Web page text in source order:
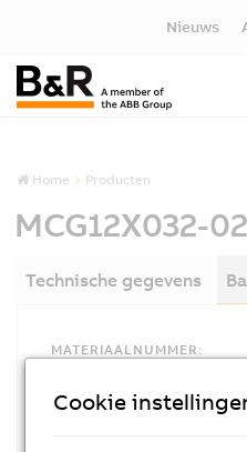
Nieuws
Home Producten
MCG12X032-
Technische gegevens
MATERIAALNUMMER:
Cookie